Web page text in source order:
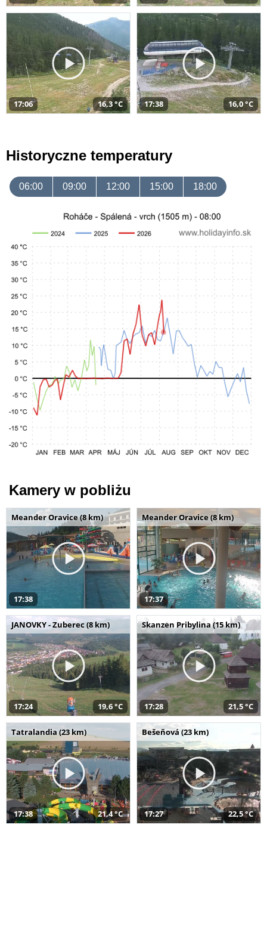
17:06 16,3 °C 17:38 16,0 °C
Historyczne temperatury
06:00 09:00 12:00 15:00 18:00
Kamery w pobliżu
Meander Oravice (8 km)
17:38
Meander Oravice (8 km)
17:37
JANOVKY - Zuberec (8 km)
17:24 19,6 °C
Skanzen Pribylina (15 km)
17:28 21,5 °C
Tatralandia (23 km)
17:38 21,4 °C
Bešeňová (23 km)
17:27 22,5 °C